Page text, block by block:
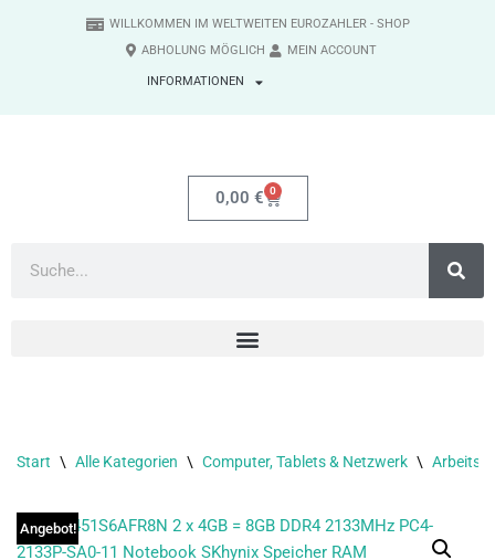
WILLKOMMEN IM WELTWEITEN EUROZAHLER - SHOP
ABHOLUNG MÖGLICH
MEIN ACCOUNT
INFORMATIONEN
0,00 € 0
Start \ Alle Kategorien \ Computer, Tablets & Netzwerk \
Angebot!